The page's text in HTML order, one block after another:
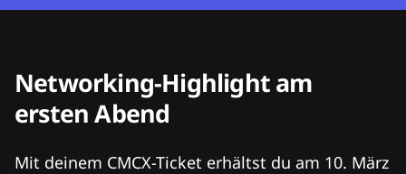
Networking-Highlight am
ersten Abend
Mit deinem CMCX-Ticket erhältst du am 10. März